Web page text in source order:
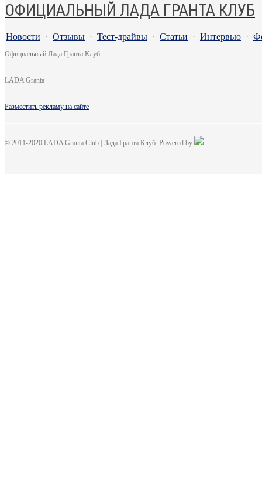
ОФИЦИАЛЬНЫЙ ЛАДА ГРАНТА КЛУБ
Новости · Отзывы · Тест-драйвы · Статьи · Интервью ·
Официальный Лада Гранта Клуб
LADA Granta
Разместить рекламу на сайте
© 2011-2020 LADA Granta Club | Лада Гранта Клуб. Powered by